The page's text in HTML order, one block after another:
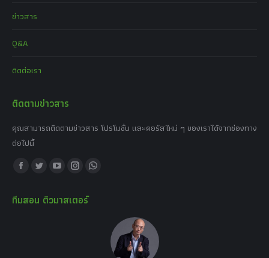
ข่าวสาร
Q&A
ติดต่อเรา
ติดตามข่าวสาร
คุณสามารถติดตามข่าวสาร โปรโมชั่น และคอร์สใหม่ ๆ ของเราได้จากช่องทาง
ต่อไปนี้
Find us on:
Facebook
opens
Twitter
opens
YouTube
opens
Instagram
opens
Whatsapp
window
ทีมสอน ติวมาสเตอร์